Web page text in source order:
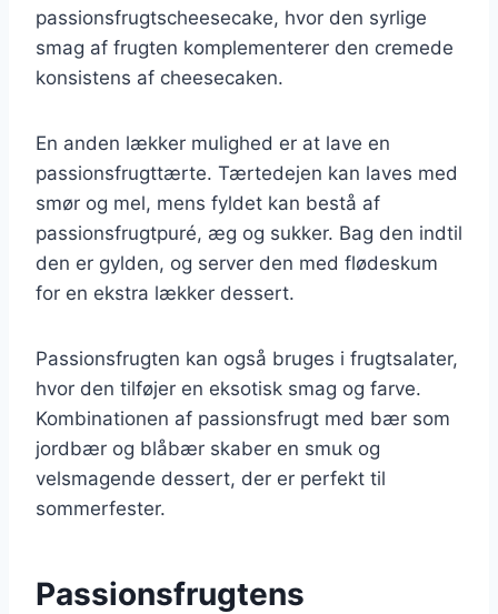
passionsfrugtscheesecake, hvor den syrlige
smag af frugten komplementerer den cremede
konsistens af cheesecaken.
En anden lækker mulighed er at lave en
passionsfrugttærte. Tærtedejen kan laves med
smør og mel, mens fyldet kan bestå af
passionsfrugtpuré, æg og sukker. Bag den indtil
den er gylden, og server den med flødeskum
for en ekstra lækker dessert.
Passionsfrugten kan også bruges i frugtsalater,
hvor den tilføjer en eksotisk smag og farve.
Kombinationen af passionsfrugt med bær som
jordbær og blåbær skaber en smuk og
velsmagende dessert, der er perfekt til
sommerfester.
Passionsfrugtens